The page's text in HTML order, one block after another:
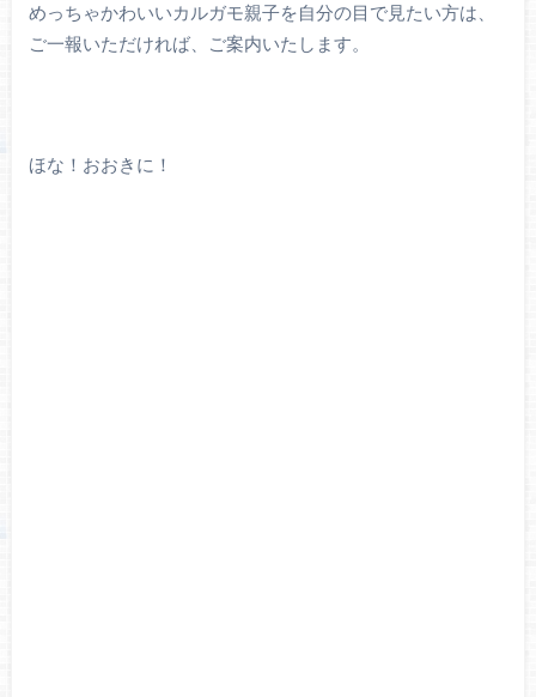
めっちゃかわいいカルガモ親子を自分の目で見たい方は、
ご一報いただければ、ご案内いたします。
ほな！おおきに！